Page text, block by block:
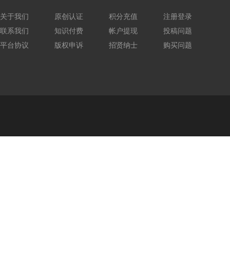
关于我们
联系我们
平台协议
原创认证
知识付费
版权申诉
积分充值
帐户提现
招贤纳士
注册登录
投稿问题
购买问题